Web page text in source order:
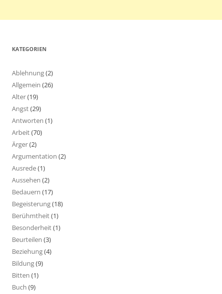
KATEGORIEN
Ablehnung(2)
Allgemein (26)
Alter(19)
Angst(29)
Antworten (1)
Arbeit(70)
Ärger(2)
Argumentation (2)
Ausrede(1)
Aussehen (2)
Bedauern (17)
Begeisterung(18)
Berühmtheit(1)
Besonderheit(1)
Beurteilen (3)
Beziehung(4)
Bildung(9)
Bitten (1)
Buch (9)